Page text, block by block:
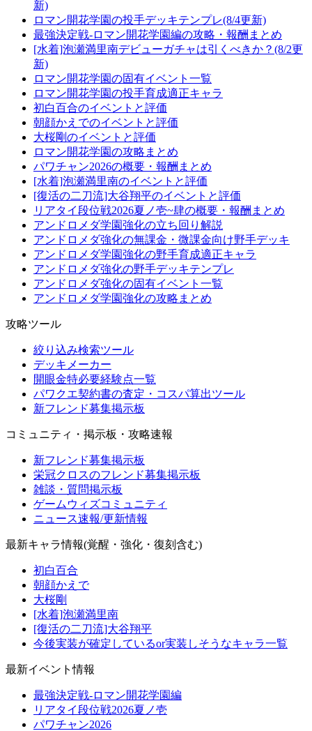
新)
ロマン開花学園の投手デッキテンプレ(8/4更新)
最強決定戦-ロマン開花学園編の攻略・報酬まとめ
[水着]泡瀬満里南デビューガチャは引くべきか？(8/2更
新)
ロマン開花学園の固有イベント一覧
ロマン開花学園の投手育成適正キャラ
初白百合のイベントと評価
朝顔かえでのイベントと評価
大桜剛のイベントと評価
ロマン開花学園の攻略まとめ
パワチャン2026の概要・報酬まとめ
[水着]泡瀬満里南のイベントと評価
[復活の二刀流]大谷翔平のイベントと評価
リアタイ段位戦2026夏ノ壱~肆の概要・報酬まとめ
アンドロメダ学園強化の立ち回り解説
アンドロメダ強化の無課金・微課金向け野手デッキ
アンドロメダ学園強化の野手育成適正キャラ
アンドロメダ強化の野手デッキテンプレ
アンドロメダ強化の固有イベント一覧
アンドロメダ学園強化の攻略まとめ
攻略ツール
絞り込み検索ツール
デッキメーカー
開眼金特必要経験点一覧
パワクエ契約書の査定・コスパ算出ツール
新フレンド募集掲示板
コミュニティ・掲示板・攻略速報
新フレンド募集掲示板
栄冠クロスのフレンド募集掲示板
雑談・質問掲示板
ゲームウィズコミュニティ
ニュース速報/更新情報
最新キャラ情報(覚醒・強化・復刻含む)
初白百合
朝顔かえで
大桜剛
[水着]泡瀬満里南
[復活の二刀流]大谷翔平
今後実装が確定しているor実装しそうなキャラ一覧
最新イベント情報
最強決定戦-ロマン開花学園編
リアタイ段位戦2026夏ノ壱
パワチャン2026